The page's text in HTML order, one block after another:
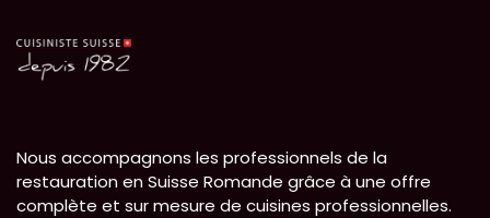
Nous accompagnons les professionnels de la
restauration en Suisse Romande grâce à une offre
complète et sur mesure de cuisines professionnelles.